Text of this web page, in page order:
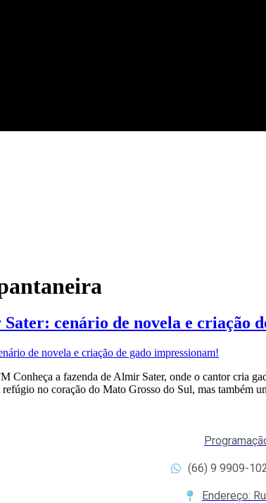
cenário de novela e criação
Conheça a fazenda de Almir Sater, onde o cantor cria
refúgio no coração do Mato Grosso do Sul, mas também
(66) 9 9909-
Endereço: